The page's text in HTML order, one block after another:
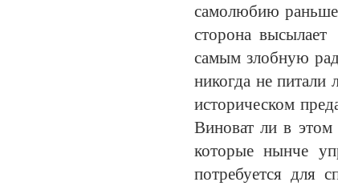
самолюбию раньше
сторона
самым злобную
никогда не
историческом
Виноват ли в этом
которые нынче
потребуется для